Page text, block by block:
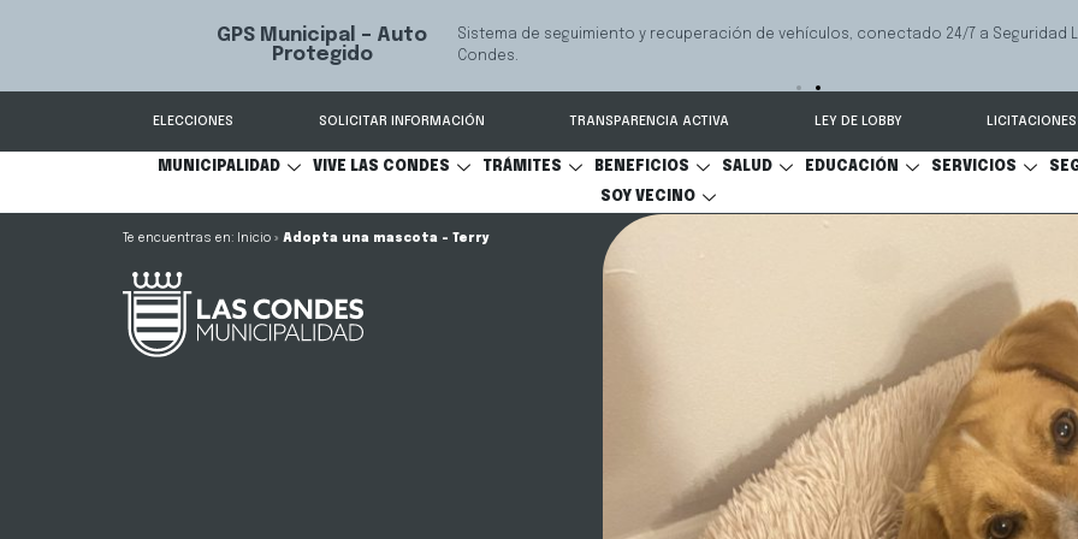
GPS Municipal – Auto
Protegido
Sistema de seguimiento y recuperación de vehículos, conectado 24/7 a Seguridad
Condes.
ELECCIONES SOLICITAR INFORMACIÓN TRANSPARENCIA ACTIVA LEY DE LOBBY LICITACIONES
MUNICIPALIDAD VIVE LAS CONDES TRÁMITES BENEFICIOS SALUD EDUCACIÓN SERVICIOS
SOY VECINO
Inicio » Adopta una mascota – Terry